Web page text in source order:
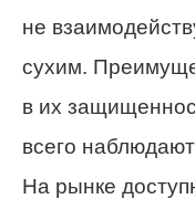
не
сухим.
в их
всего
На рынке